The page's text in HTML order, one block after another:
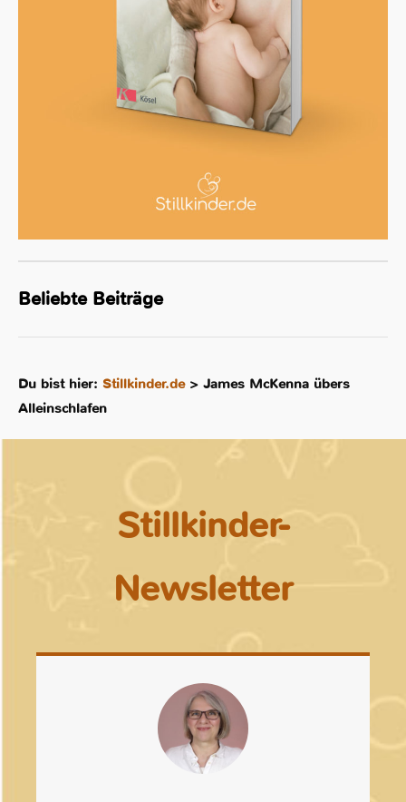
Beliebte Beiträge
Du bist hier: Stillkinder.de> James McKenna übers
Alleinschlafen
Stillkinder-
Newsletter